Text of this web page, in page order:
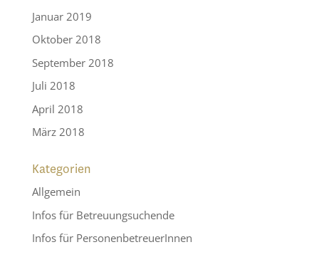
Januar 2019
Oktober 2018
September 2018
Juli 2018
April 2018
März 2018
Kategorien
Allgemein
Infos für Betreuungsuchende
Infos für PersonenbetreuerInnen